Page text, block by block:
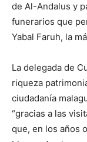
de Al-Andalus y
funerarios que
Yabal Faruh, la
La delegada de
riqueza
ciudadanía
“gracias a las
que, en los años